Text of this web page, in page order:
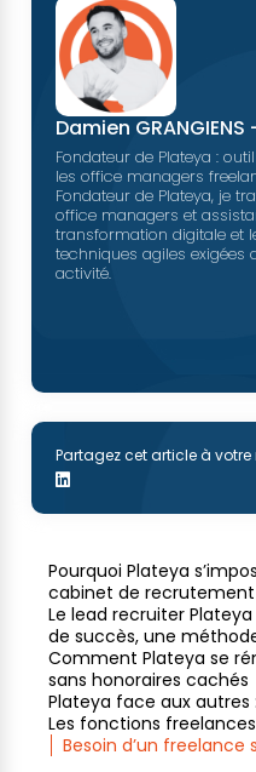
Damien
Fondateur de Plateya :
les office managers
Fondateur de Plateya, je
office managers et
transformation digitale et
techniques agiles exigées
activité.
Partagez cet article à
Pourquoi Plateya
cabinet de
Le lead recruiter
de succès, une
Comment Plateya se
sans honoraires cachés
Plateya face aux
Les fonctions
Besoin d’un freelance